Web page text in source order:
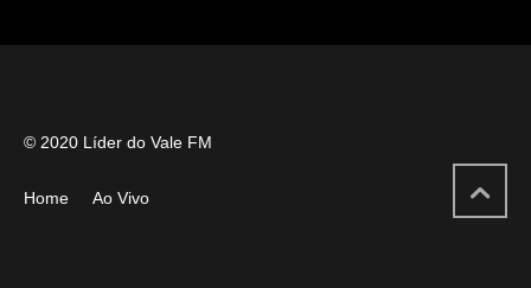
© 2020 Líder do Vale FM
Home Ao Vivo